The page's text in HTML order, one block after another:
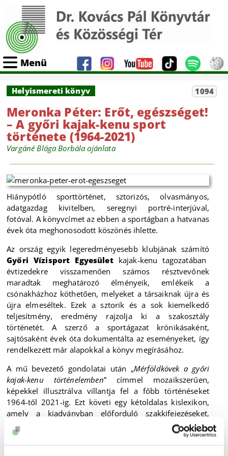
Menü
1094
Helyismereti könyv
Meronka Péter: Erőt, egészséget!
– A győri kajak-kenu sport
története (1964-2021)
Vargáné Blága Borbála ajánlata
Hiánypótló sporttörténet, sztorizós, olvasmányos,
adatgazdag kivitelben, seregnyi portré-interjúval,
fotóval. A könyvcímet az ebben a sportágban a hatvanas
évek óta meghonosodott köszönés ihlette.
Az ország egyik legeredményesebb klubjának számító
Győri Vízisport Egyesületkajak-kenu tagozatában
évtizedekre visszamenően számos résztvevőnek
maradtak meghatározó élményeik, emlékeik a
csónakházhoz köthetően, melyeket a társaiknak újra és
újra elmeséltek. Ezek a sztorik és a sok kiemelkedő
teljesítmény, eredmény rajzolja ki a szakosztály
történetét. A szerző a sportágazat krónikásaként,
sajtósaként évek óta dokumentálta az eseményeket, így
rendelkezett már alapokkal a könyv megírásához.
A mű bevezető gondolatai után „Mérföldkövek a győri
kajak-kenu történelemben” címmel mozaikszerűen,
képekkel illusztrálva villantja fel a főbb történéseket
1964-től 2021-ig. Ezt követi egy kétoldalas kislexikon,
amely a kiadványban előforduló szakkifejezéseket,
illetve neveket teszi helyre, pl. „
Dekk: A hajó felső
vízszintes része
Murphy: Takács Kincső kutyája, szinten